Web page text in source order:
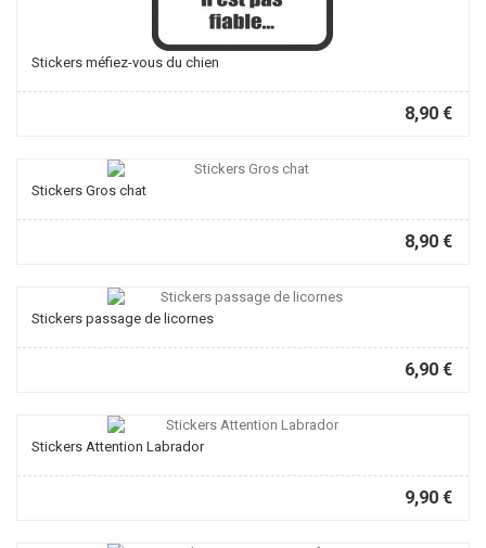
Stickers méfiez-vous du chien
8,90 €
Stickers Gros chat
8,90 €
Stickers passage de licornes
6,90 €
Stickers Attention Labrador
9,90 €